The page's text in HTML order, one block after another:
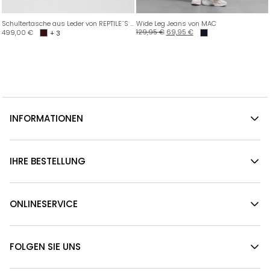
Schultertasche aus Leder von REPTILE`S HOUSE
499,00 € + 3
Wide Leg Jeans von MAC
129,95€ 69,95 €
INFORMATIONEN
IHRE BESTELLUNG
ONLINESERVICE
FOLGEN SIE UNS